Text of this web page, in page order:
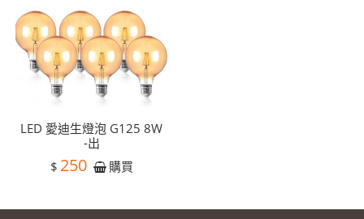
LED 愛迪生燈泡 G125 8W
-出
$ 250 購買